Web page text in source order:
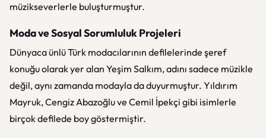
müzikseverlerle buluşturmuştur.
Moda ve Sosyal Sorumluluk Projeleri
Dünyaca ünlü Türk modacılarının defilelerinde şeref
konuğu olarak yer alan Yeşim Salkım, adını sadece müzikle
değil, aynı zamanda modayla da duyurmuştur. Yıldırım
Mayruk, Cengiz Abazoğlu ve Cemil İpekçi gibi isimlerle
birçok defilede boy göstermiştir.